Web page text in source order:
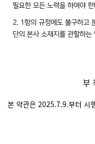
필요한 모든 노력을 하여야
2. 1항의 규정에도 불구하고
단의 본사 소재지를 관할하는
부
본 약관은 2025.7.9.부터 시